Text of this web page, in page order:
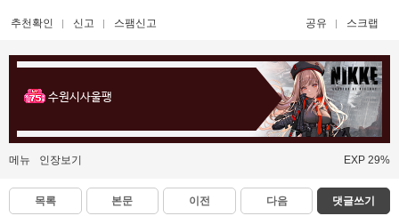
추천확인 신고 스팸신고 공유 스크랩
수원시사울팽
메뉴 인장보기 EXP 29%
목록 본문 이전 다음 댓글쓰기